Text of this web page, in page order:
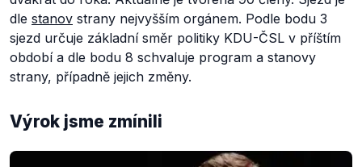
dle stanov strany nejvyšším orgánem. Podle bodu 3
sjezd určuje základní směr politiky KDU-ČSL v příštím
období a dle bodu 8 schvaluje program a stanovy
strany, případně jejich změny.
Výrok jsme zmínili